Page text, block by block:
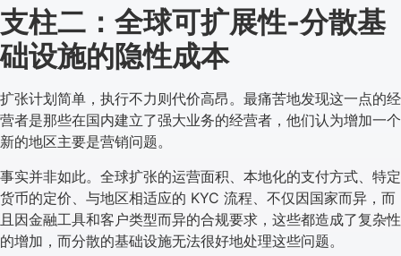
支柱二：全球可扩展性-分散基
础设施的隐性成本
扩张计划简单，执行不力则代价高昂。最痛苦地发现这一点的经
营者是那些在国内建立了强大业务的经营者，他们认为增加一个
新的地区主要是营销问题。
事实并非如此。全球扩张的运营面积、本地化的支付方式、特定
货币的定价、与地区相适应的 KYC 流程、不仅因国家而异，而
且因金融工具和客户类型而异的合规要求，这些都造成了复杂性
的增加，而分散的基础设施无法很好地处理这些问题。